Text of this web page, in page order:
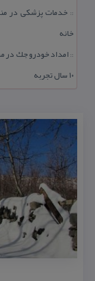
:: خدمات پزشكی در
خانه
::
۱۰ سال تجربه